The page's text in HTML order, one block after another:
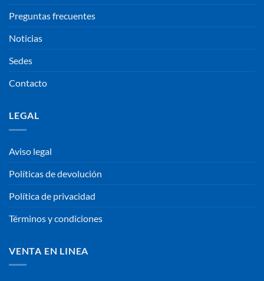
Preguntas frecuentes
Noticias
Sedes
Contacto
LEGAL
Aviso legal
Políticas de devolución
Política de privacidad
Términos y condiciones
VENTA EN LINEA